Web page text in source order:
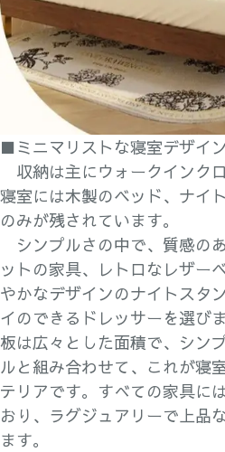
■ミニマリストな寝室デザイン
収納は主にウォークインク
寝室には木製のベッド、ナイ
のみが残されています。
シンプルさの中で、質感の
ットの家具、レトロなレザー
やかなデザインのナイトスタ
イのできるドレッサーを選び
板は広々とした面積で、シン
ルと組み合わせて、これが寝
テリアです。すべての家具に
おり、ラグジュアリーで上品
ます。